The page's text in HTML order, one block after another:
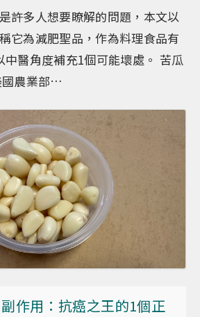
許多人想要瞭解的問題，本文以
它為減肥聖品，作為料理食品有
中醫角度補充1個可能壞處。 苦瓜
國農業部…
作用：抗癌之王的1個正